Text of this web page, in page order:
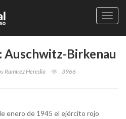
Auschwitz-Birkenau
Ramírez Heredia 3966
enero de 1945 el ejército rojo